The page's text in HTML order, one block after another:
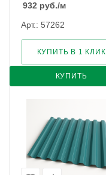
932 руб./м
Арт.: 57262
КУПИТЬ
КУПИТЬ В 1 КЛИК